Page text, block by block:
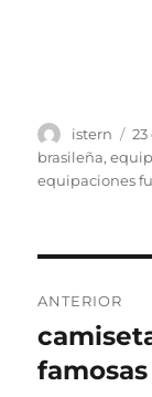
Autor
istern
el
brasileña,
equipaciones
de
entradas
ANTERIOR
Entrada
anterior:
famosas